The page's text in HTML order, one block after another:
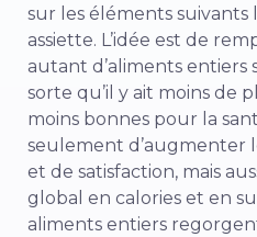
sur les éléments suivants
assiette. L’idée est de
autant d’aliments entiers
sorte qu’il y ait moins de
moins bonnes pour la
seulement d’augmenter
et de satisfaction, mais
global en calories et en
aliments entiers